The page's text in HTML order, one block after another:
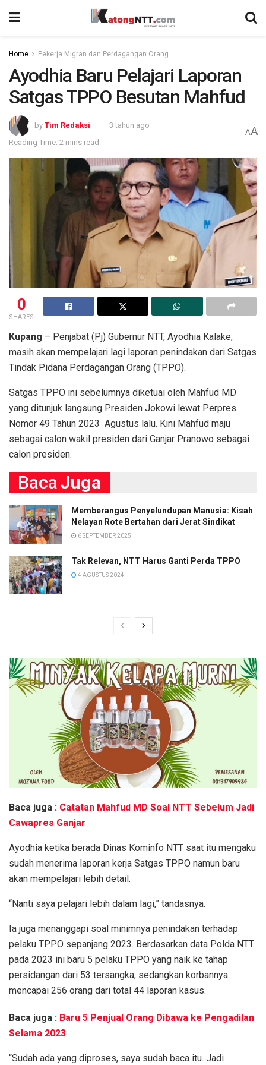
Home Pekerja Migran dan Perdagangan Orang
Ayodhia Baru Pelajari Laporan
Satgas TPPO Besutan Mahfud
by Tim Redaksi
3 tahun ago
Reading Time: 2 mins read
AA
0
SHARES
Kupang – Penjabat (Pj) Gubernur NTT, Ayodhia Kalake,
masih akan mempelajari lagi laporan penindakan dari Satgas
Tindak Pidana Perdagangan Orang (TPPO).
Satgas TPPO ini sebelumnya diketuai oleh Mahfud MD
yang ditunjuk langsung Presiden Jokowi lewat Perpres
Nomor 49 Tahun 2023 Agustus lalu. Kini Mahfud maju
sebagai calon wakil presiden dari Ganjar Pranowo sebagai
calon presiden.
BacaJuga
Memberangus Penyelundupan Manusia: Kisah
Nelayan Rote Bertahan dari Jerat Sindikat
6 SEPTEMBER 2025
Tak Relevan, NTT Harus Ganti Perda TPPO
4 AGUSTUS 2024
Baca juga : Catatan Mahfud MD Soal NTT Sebelum Jadi
Cawapres Ganjar
Ayodhia ketika berada Dinas Kominfo NTT saat itu mengaku
sudah menerima laporan kerja Satgas TPPO namun baru
akan mempelajari lebih detail.
“Nanti saya pelajari lebih dalam lagi,” tandasnya.
Ia juga menanggapi soal minimnya penindakan terhadap
pelaku TPPO sepanjang 2023. Berdasarkan data Polda NTT
pada 2023 ini baru 5 pelaku TPPO yang naik ke tahap
persidangan dari 53 tersangka, sedangkan korbannya
mencapai 256 orang dari total 44 laporan kasus.
Baca juga : Baru 5 Penjual Orang Dibawa ke Pengadilan
Selama 2023
“Sudah ada yang diproses, saya sudah baca itu. Jadi